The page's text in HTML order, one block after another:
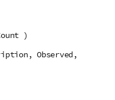
Count )
Observed,